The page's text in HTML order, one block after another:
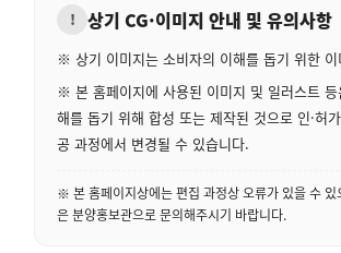
! 상기 CG·이미지 안내 및 유의사항
※ 상기 이미지는 소비자의 이해를 돕기 위한 이
※ 본 홈페이지에 사용된 이미지 및 일러스트 등
해를 돕기 위해 합성 또는 제작된 것으로 인·허
공 과정에서 변경될 수 있습니다.
※ 본 홈페이지상에는 편집 과정상 오류가 있을 수 있
은 분양홍보관으로 문의해주시기 바랍니다.